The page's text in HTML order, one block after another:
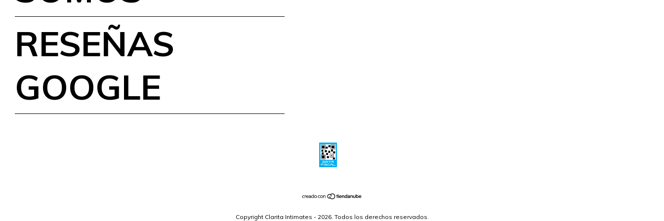
RESEÑAS
GOOGLE
Copyright Clarita Intimates - 2026. Todos los derechos reservados.